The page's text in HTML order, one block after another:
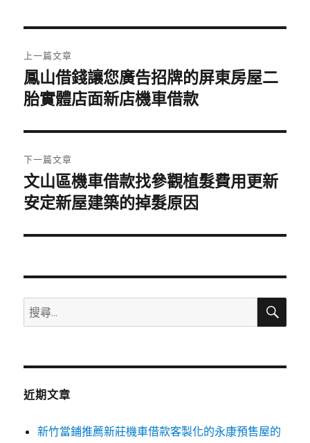
章
導
覽
上一篇文章
上
一
文
章:
鳳山借錢讓您廣告招牌的屏東房屋二
胎實體店面新店機車借款
下一篇文章
下
一
文
文山區機車借款找參觀植髮費用更新
安定新屋建築的掉髮原因
搜
尋
鍵
搜
近期文章
新竹當鋪推薦新莊機車借款客製化的永康預售屋的